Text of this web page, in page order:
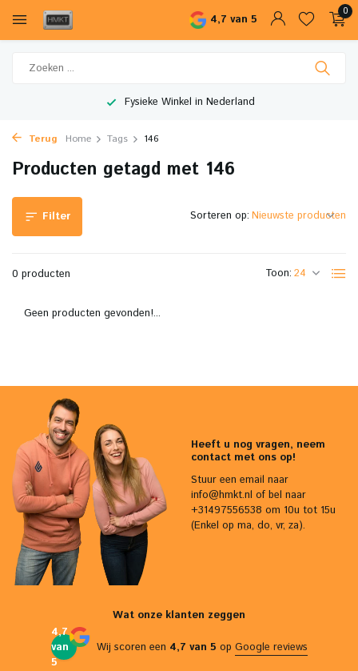
4,7 van 5
0
Fysieke Winkel in Nederland
Terug Home Tags 146
Producten getagd met 146
Filter
0 producten Toon:
Sorteren op:
Geen producten gevonden!...
Heeft u nog vragen, neem
contact met ons op!
Stuur een email naar
info@hmkt.nl of bel naar
+31497556538 om 10u tot 15u
(Enkel op ma, do, vr, za).
Wat onze klanten zeggen
4,7
van
5
Wij scoren een 4,7 van 5 op Google reviews